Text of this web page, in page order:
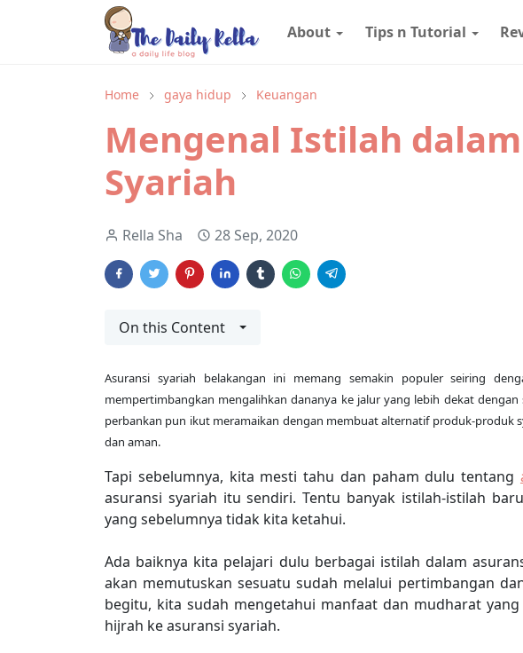
About Tips n Tutorial
Home gaya hidup Keuangan
Mengenal Istilah
Syariah
Rella Sha 28 Sep, 2020
On this Content
Asuransi syariah belakangan ini memang semakin populer seiring
mempertimbangkan mengalihkan dananya ke jalur yang lebih dekat
perbankan pun ikut meramaikan dengan membuat alternatif produk-produk
dan aman.
Tapi sebelumnya, kita mesti tahu dan paham dulu tentang
asuransi syariah itu sendiri. Tentu banyak istilah-istilah
yang sebelumnya tidak kita ketahui.
Ada baiknya kita pelajari dulu berbagai istilah dalam
akan memutuskan sesuatu sudah melalui pertimbangan
begitu, kita sudah mengetahui manfaat dan mudharat
hijrah ke asuransi syariah.